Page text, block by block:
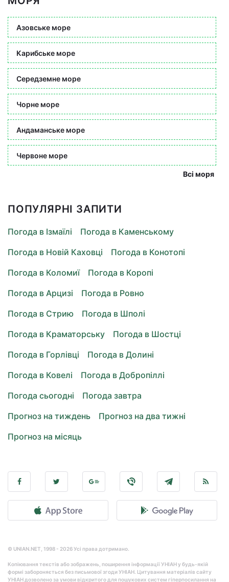
Азовське море
Карибське море
Середземне море
Чорне море
Андаманське море
Червоне море
Всі моря
ПОПУЛЯРНІ ЗАПИТИ
Погода в Ізмаїлі
Погода в Каменському
Погода в Новій Каховці
Погода в Конотопі
Погода в Коломиї
Погода в Коропі
Погода в Арцизі
Погода в Ровно
Погода в Стрию
Погода в Шполі
Погода в Краматорську
Погода в Шостці
Погода в Горлівці
Погода в Долині
Погода в Ковелі
Погода в Добропіллі
Погода сьогодні
Погода завтра
Прогноз на тиждень
Прогноз на два тижні
Прогноз на місяць
© UNIAN.NET, 1998 - 2026 Усі права дотримано.
Копіювання текстів або зображень, поширення інформації УНІАН у будь-якій
формі забороняється без письмової згоди УНІАН. Цитування матеріалів сайту
УНІАН дозволено за умови відкритого для пошукових систем гіперпосилання на